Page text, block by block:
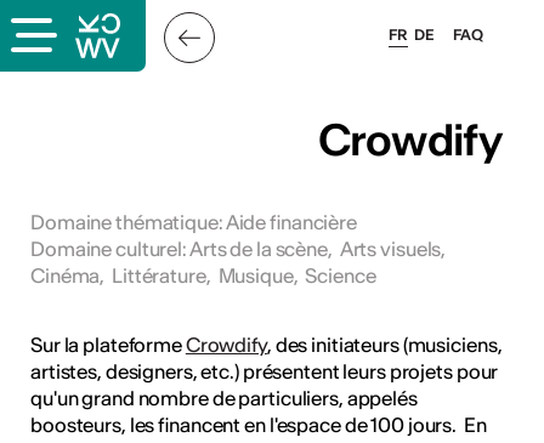
FAQ
FR DE
Crowdify
Domaine thématique:Aide financière
Domaine culturel:Arts de la scène, Arts visuels,
Cinéma, Littérature, Musique, Science
Sur la plateformeCrowdify, des initiateurs (musiciens,
artistes, designers, etc.) présentent leurs projets pour
qu'un grand nombre de particuliers, appelés
boosteurs, les financent en l'espace de 100 jours. En